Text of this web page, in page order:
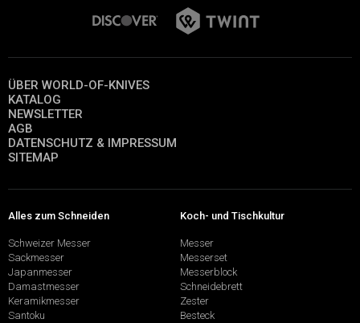
ÜBER WORLD-OF-KNIVES
KATALOG
NEWSLETTER
AGB
DATENSCHUTZ & IMPRESSUM
SITEMAP
Alles zum Schneiden
Schweizer Messer
Sackmesser
Japanmesser
Damastmesser
Keramikmesser
Santoku
Koch- und Tischkultur
Messer
Messerset
Messerblock
Schneidebrett
Zester
Besteck